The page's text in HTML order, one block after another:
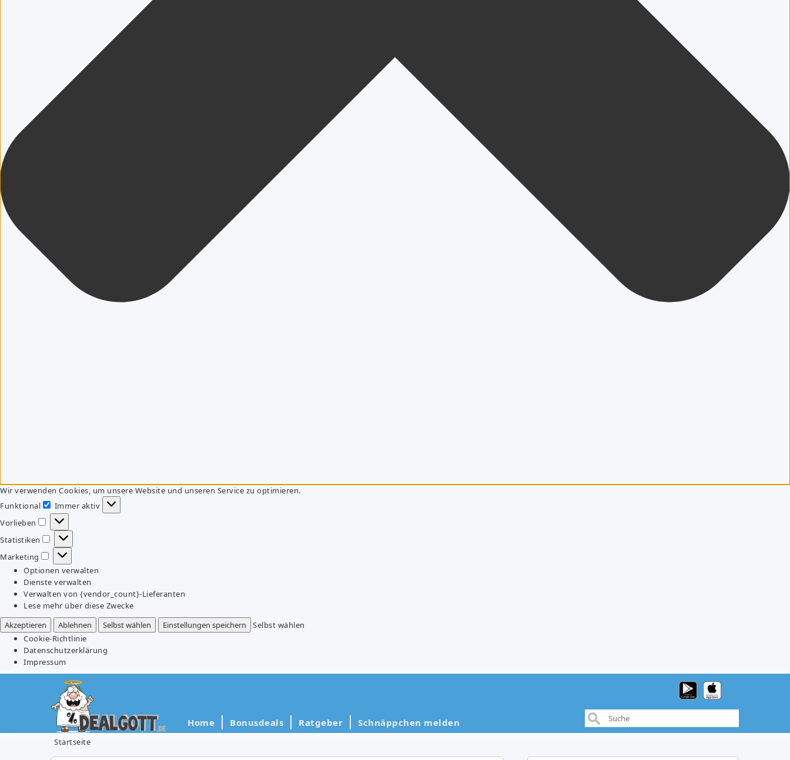
Wir verwenden Cookies, um unsere Website und unseren Service zu optimieren.
Funktional
Funktional
Immer aktiv
Vorlieben
Vorlieben
Statistiken
Statistiken
Marketing
Marketing
Optionen verwalten
Dienste verwalten
Verwalten von {vendor_count}-Lieferanten
Lese mehr über diese Zwecke
Akzeptieren
Ablehnen Selbst wählen Einstellungen speichern
Selbst wählen
Cookie-Richtlinie
Datenschutzerklärung
Impressum
Home Bonusdeals Ratgeber Schnäppchen melden
Startseite